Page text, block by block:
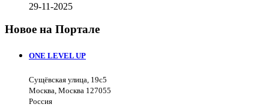
29-11-2025
Новое на Портале
ONE LEVEL UP
Сущёвская улица, 19с5
Москва, Москва 127055
Россия